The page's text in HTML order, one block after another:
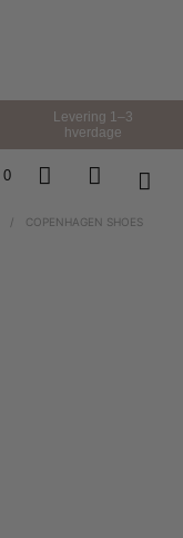
Levering 1–3
hverdage
0
/
COPENHAGEN SHOES